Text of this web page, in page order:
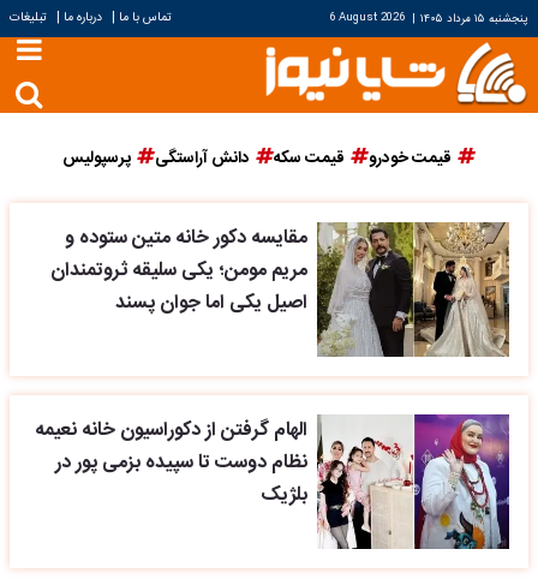
پنجشنبه ۱۵ مرداد ۱۴۰۵ |
6 August 2026 تماس با ما | درباره ما | تبلیغات
قیمت خودرو قیمت سکه دانش آراستگی پرسپولیس
مقایسه دکور خانه متین ستوده و
مریم مومن؛ یکی سلیقه ثروتمندان
اصیل یکی اما جوان پسند
الهام گرفتن از دکوراسیون خانه نعیمه
نظام دوست تا سپیده بزمی پور در
بلژیک